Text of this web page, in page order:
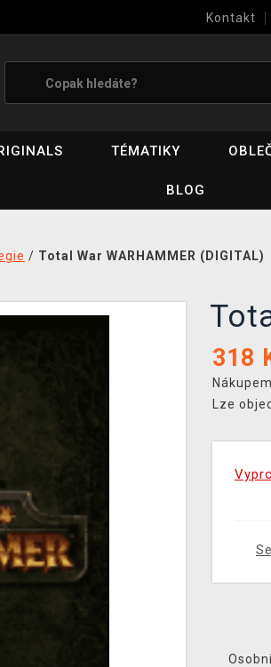
Kontakt
TÉMATIKY
BLOG
/ Total War WARHAMMER (DIGITAL)
318
Lze